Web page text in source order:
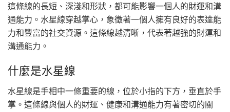
這條線的長短、深淺和形狀，都可能影響一個人的財運和溝
通能力。水星線穿越掌心，象徵著一個人擁有良好的表達能
力和豐富的社交資源。這條線越清晰，代表著越強的財運和
溝通能力。
什麼是水星線
水星線是手相中一條重要的線，位於小指的下方，垂直於手
掌。這條線與個人的財運、健康和溝通能力有著密切的關